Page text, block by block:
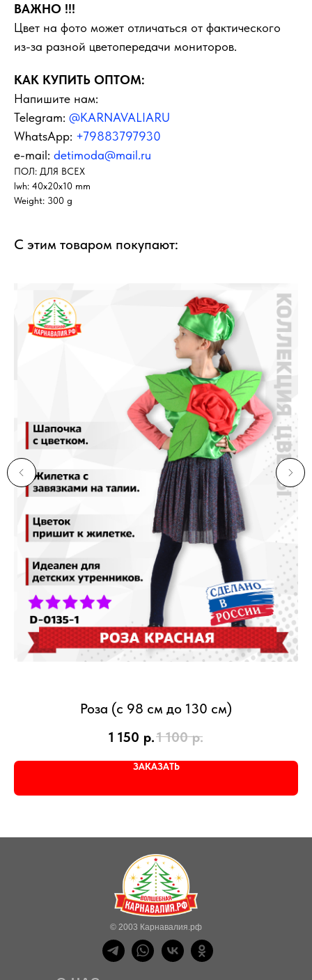
ВАЖНО !!!
Цвет на фото может отличаться от фактического
из-за разной цветопередачи мониторов.
КАК КУПИТЬ ОПТОМ:
Напишите нам:
Telegram: @KARNAVALIARU
WhatsApp: +79883797930
e-mail: detimoda@mail.ru
ПОЛ: ДЛЯ ВСЕХ
lwh: 40x20x10 mm
Weight: 300 g
С этим товаром покупают:
Роза (с 98 см до 130 см)
1 150 р.1 100 р.
ЗАКАЗАТЬ
© 2003 Карнавалия.рф